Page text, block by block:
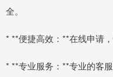
全。
* **便捷高效：**在线申请
* **专业服务：**专业的客